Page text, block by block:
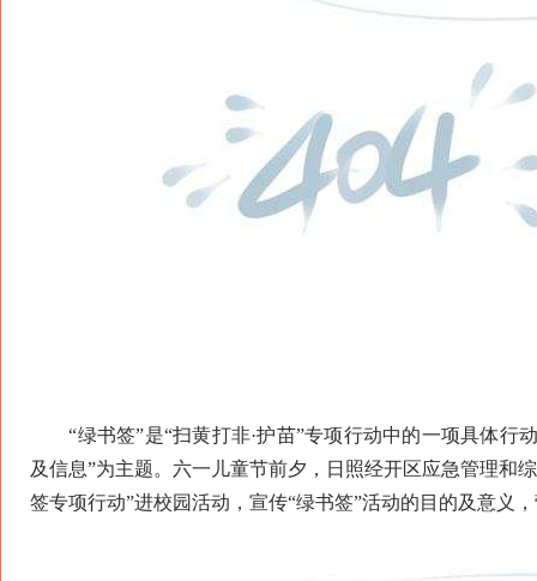
“绿书签”是“扫黄打非·护苗”专项行动中的一项具体行
及信息”为主题。六一儿童节前夕，日照经开区应急管理和
签专项行动”进校园活动，宣传“绿书签”活动的目的及意义